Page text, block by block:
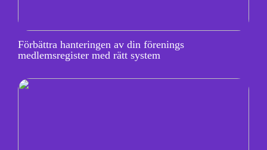
Förbättra hanteringen av din förenings
medlemsregister med rätt system